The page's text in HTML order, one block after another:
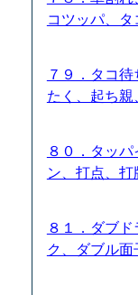
コツッパ、
７９．タコ
たく、起ち
８０．タッ
ン、打点、
８１．ダブ
ク、ダブル